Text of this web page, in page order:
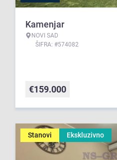
Kamenjar
NOVI SAD
ŠIFRA: #574082
€159.000
Stanovi Ekskluzivno